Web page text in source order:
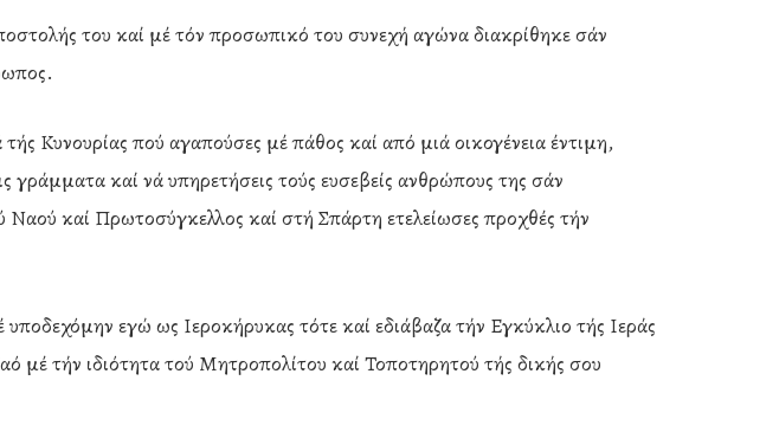
του καί μέ τόν προσωπικό του συνεχή αγώνα διακρίθηκε σάν
Κυνουρίας πού αγαπούσες μέ πάθος καί από μιά οικογένεια έντιμη,
γράμματα καί νά υπηρετήσεις τούς ευσεβείς ανθρώπους της σάν
καί Πρωτοσύγκελλος καί στή Σπάρτη ετελείωσες προχθές τήν
εγώ ως Ιεροκήρυκας τότε καί εδιάβαζα τήν Εγκύκλιο τής Ιεράς
τήν ιδιότητα τού Μητροπολίτου καί Τοποτηρητού τής δικής σου